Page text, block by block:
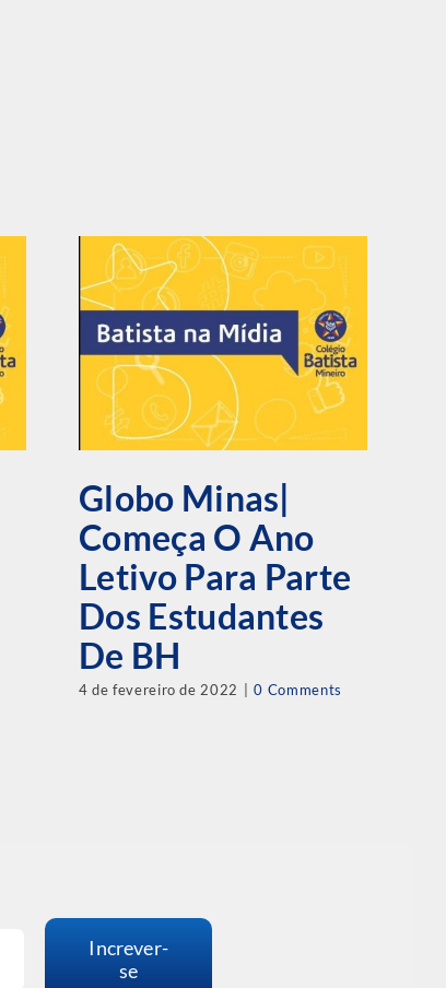
Globo Minas|
Começa O Ano
Letivo Para Parte
Dos Estudantes
De BH
4 de fevereiro de 2022 0 Comments
Increver-
se